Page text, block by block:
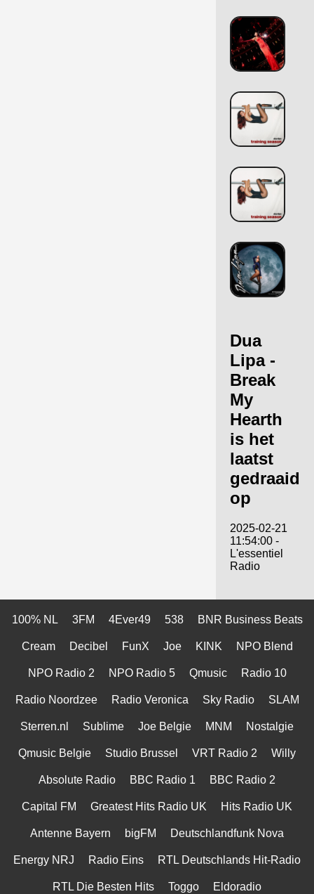
Dua
Lipa -
Break
My
Hearth
is het
laatst
gedraaid
op
2025-02-21
11:54:00 -
L'essentiel
Radio
100% NL 3FM 4Ever49 538 BNR Business Beats
Cream Decibel FunX Joe KINK NPO Blend
NPO Radio 2 NPO Radio 5 Qmusic Radio 10
Radio Noordzee Radio Veronica Sky Radio SLAM
Sterren.nl Sublime Joe Belgie MNM Nostalgie
Qmusic Belgie Studio Brussel VRT Radio 2 Willy
Absolute Radio BBC Radio 1 BBC Radio 2
Capital FM Greatest Hits Radio UK Hits Radio UK
Antenne Bayern bigFM Deutschlandfunk Nova
Energy NRJ Radio Eins RTL Deutschlands Hit-Radio
RTL Die Besten Hits Toggo Eldoradio